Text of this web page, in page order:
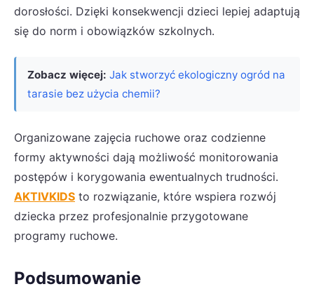
dorosłości. Dzięki konsekwencji dzieci lepiej adaptują
się do norm i obowiązków szkolnych.
Zobacz więcej: Jak stworzyć ekologiczny ogród na
tarasie bez użycia chemii?
Organizowane zajęcia ruchowe oraz codzienne
formy aktywności dają możliwość monitorowania
postępów i korygowania ewentualnych trudności.
AKTIVKIDS to rozwiązanie, które wspiera rozwój
dziecka przez profesjonalnie przygotowane
programy ruchowe.
Podsumowanie